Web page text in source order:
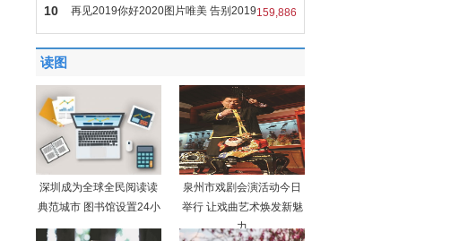
159,886
10 再见2019你好2020图片唯美 告别2019
迎
读图
深圳成为全球全民阅读读
典范城市 图书馆设置24小
泉州市戏剧会演活动今日
举行 让戏曲艺术焕发新魅
力